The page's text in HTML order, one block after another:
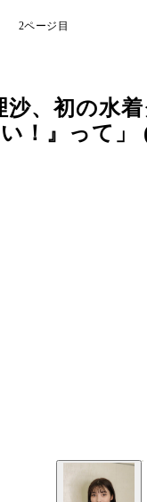
2ページ目
沙、初の水
！』って」